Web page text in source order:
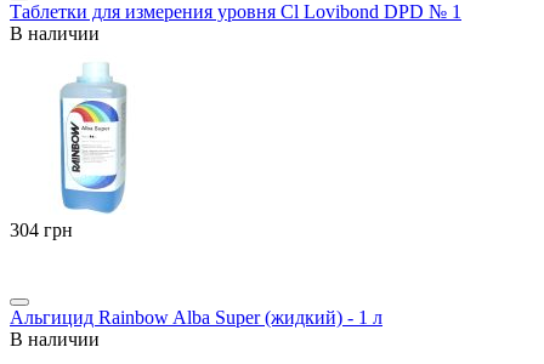
Таблетки для измерения уровня Cl Lovibond DPD № 1
В наличии
‍304‍ грн
Альгицид Rainbow Alba Super (жидкий) - 1 л
В наличии